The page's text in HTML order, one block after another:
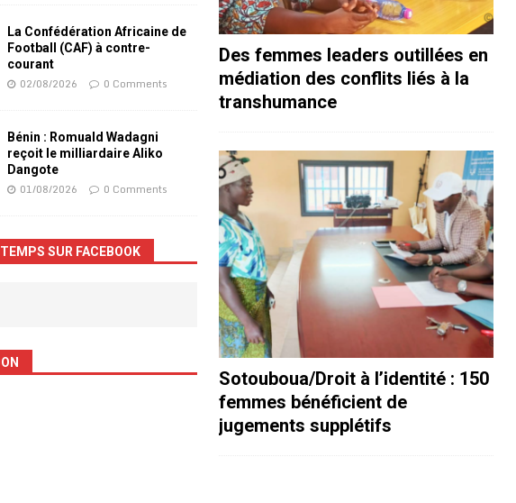
La Confédération Africaine de
Football (CAF) à contre-
courant
02/08/2026 0 Comments
Bénin : Romuald Wadagni
reçoit le milliardaire Aliko
Dangote
01/08/2026 0 Comments
SUR FACEBOOK
Des femmes leaders outillées en
médiation des conflits liés à la
transhumance
Sotouboua/Droit à l’identité : 150
femmes bénéficient de
jugements supplétifs